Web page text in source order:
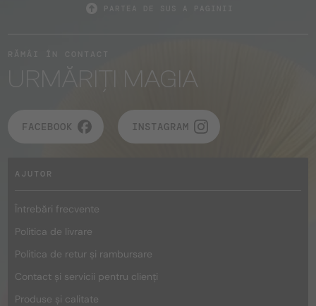
URMĂRIȚI MAGIA
FACEBOOK INSTAGRAM
AJUTOR
Întrebări frecvente
Politica de livrare
Politica de retur și rambursare
Contact și servicii pentru clienți
Produse și calitate